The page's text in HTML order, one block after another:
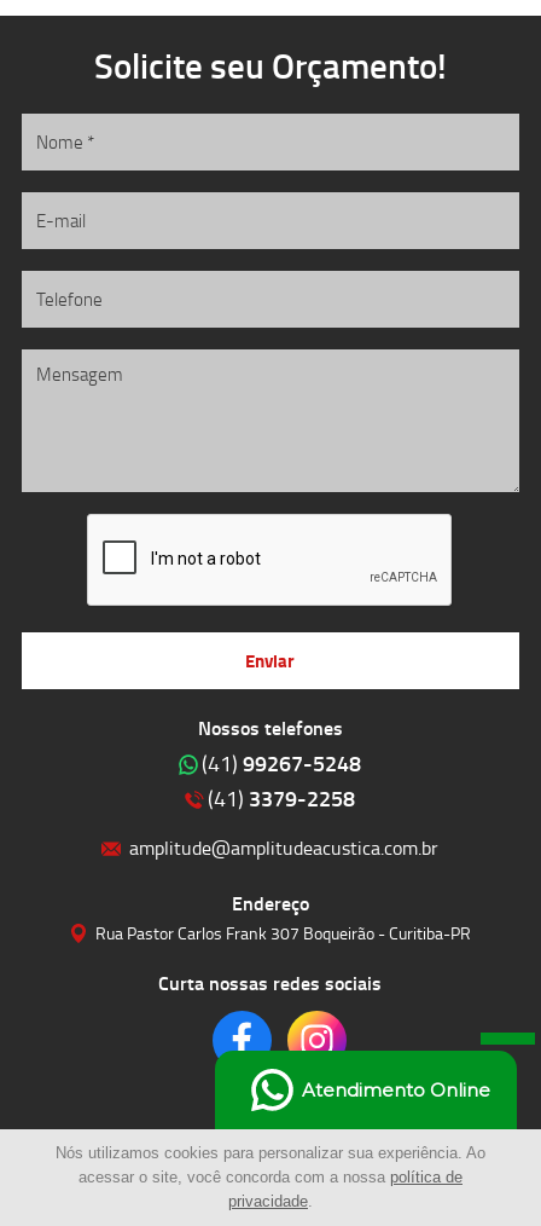
Nossos telefones
(41) 99267-5248
(41) 3379-2258
amplitude@amplitudeacustica.com.br
Endereço
Rua Pastor Carlos Frank 307 Boqueirão - Curitiba-PR
Curta nossas redes sociais
Solicite seu Orçamento!
Enviar
© 2023 | Amplitude Soluções Acústicas LTDA | Todos os Direitos Reservados
Atendimento Online
Nós utilizamos cookies para personalizar sua experiência. Ao
acessar o site, você concorda com a nossa política de
privacidade.